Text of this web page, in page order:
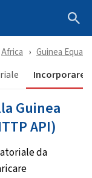
Africa Guinea
Incorporare
Guinea
API)
da